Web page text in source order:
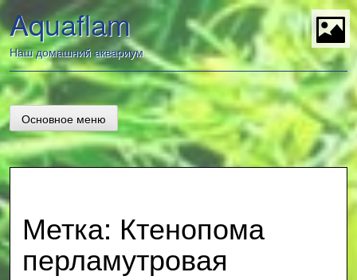
Перейти
к
содержанию
Aquaflam
Наш домашний аквариум
Основное меню
Метка: Ктенопома
перламутровая